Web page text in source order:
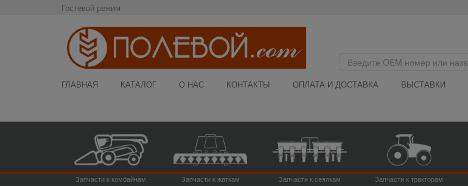
Гостевой режим
ГЛАВНАЯ КАТАЛОГ О НАС КОНТАКТЫ ОПЛАТА И ДОСТАВКА ВЫСТАВКИ
Запчасти к комбайнам Запчасти к жаткам Запчасти к сеялкам Запчасти к тракторам